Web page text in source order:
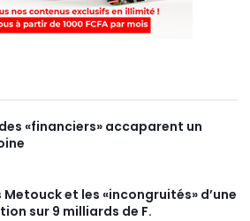
«financiers» accaparent un
Metouck et les «incongruités» d’une
sur 9 milliards de F.